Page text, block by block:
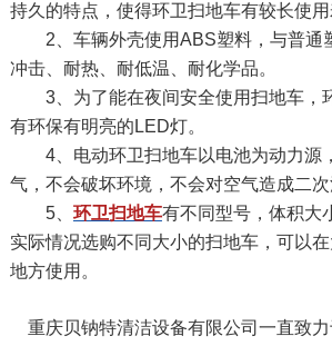
持久的特点，使得环卫扫地车有较长使用
2、车辆外壳使用ABS塑料，与普通
冲击、耐热、耐低温、耐化学品。
3、为了能在夜间安全使用扫地车，
有环保有明亮的LED灯。
4、电动环卫扫地车以电池为动力源
气，不会破坏环境，不会对空气造成二次
5、 环卫扫地车有不同型号，体积大
实际情况选购不同大小的扫地车，可以
地方使用。
重庆贝钠特清洁设备有限公司一直致